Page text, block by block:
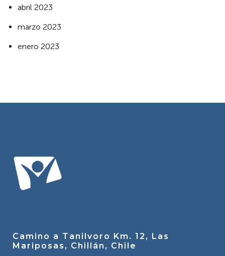
abril 2023
marzo 2023
enero 2023
Camino a Tanilvoro Km. 12, Las
Mariposas, Chillán, Chile